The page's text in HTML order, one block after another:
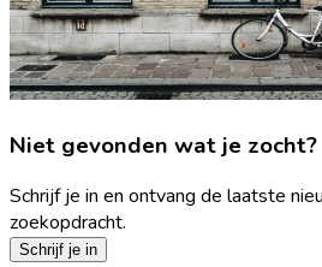
Niet gevonden wat je zocht?
Schrijf je in en ontvang de laatste
zoekopdracht.
Schrijf je in